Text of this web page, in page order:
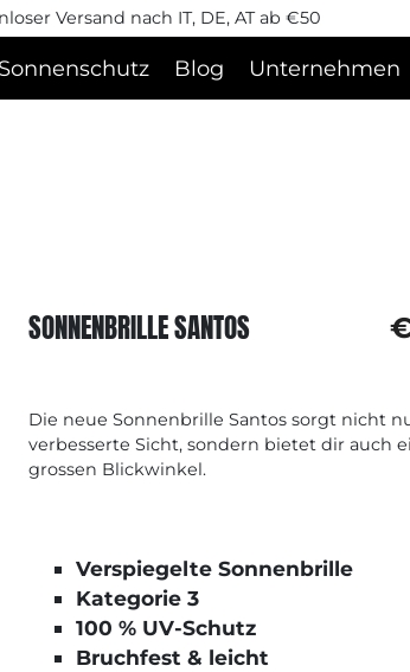
Versand nach IT, DE, AT ab €50
Sonnenschutz Blog Unternehmen
SONNENBRILLE SANTOS
Die neue Sonnenbrille Santos sorgt nicht
verbesserte Sicht, sondern bietet dir auch
grossen Blickwinkel.
Verspiegelte Sonnenbrille
Kategorie 3
100 % UV-Schutz
Bruchfest & leicht